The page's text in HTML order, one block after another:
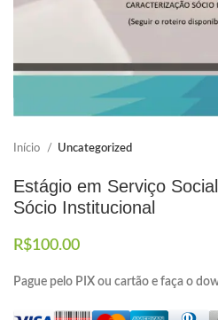
Início Uncategorized
Estágio em Serviço
Sócio Institucional
R$100.00
Pague pelo PIX ou cartão e faça o
Envio imediato